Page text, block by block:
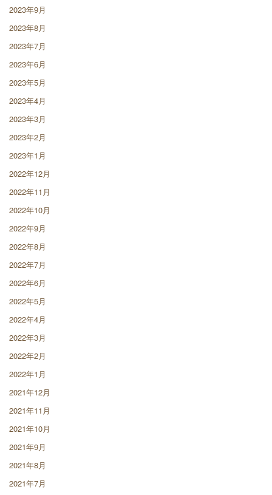
2023年9月
2023年8月
2023年7月
2023年6月
2023年5月
2023年4月
2023年3月
2023年2月
2023年1月
2022年12月
2022年11月
2022年10月
2022年9月
2022年8月
2022年7月
2022年6月
2022年5月
2022年4月
2022年3月
2022年2月
2022年1月
2021年12月
2021年11月
2021年10月
2021年9月
2021年8月
2021年7月